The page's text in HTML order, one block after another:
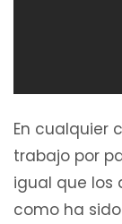
En cualquier
trabajo por
igual que los
como ha